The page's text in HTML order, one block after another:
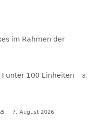
im Rahmen der
unter 100 Einheiten
8.
7. August 2026